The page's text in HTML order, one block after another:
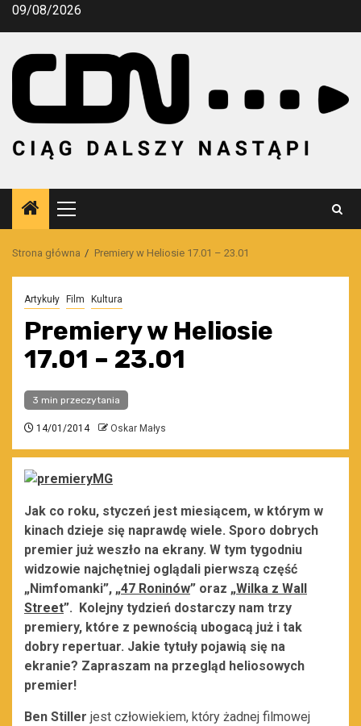
Przejdź
09/08/2026
Menu
główne
Strona główna Premiery w Heliosie 17.01 – 23.01
Artykuły Film Kultura
Premiery w Heliosie
17.01 – 23.01
3 min przeczytania
14/01/2014 Oskar Małys
Jak co roku, styczeń jest miesiącem, w którym w
kinach dzieje się naprawdę wiele. Sporo dobrych
premier już weszło na ekrany. W tym tygodniu
widzowie najchętniej oglądali pierwszą część
„Nimfomanki”, „47 Roninów” oraz „Wilka z Wall
Street”. Kolejny tydzień dostarczy nam trzy
premiery, które z pewnością ubogacą już i tak
dobry repertuar. Jakie tytuły pojawią się na
ekranie? Zapraszam na przegląd heliosowych
premier!
Ben Stiller jest człowiekiem, który żadnej filmowej